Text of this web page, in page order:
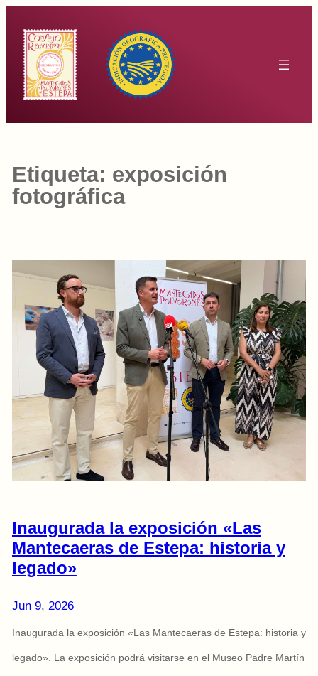
contenido
Etiqueta: exposición
fotográfica
Inaugurada la exposición «Las
Mantecaeras de Estepa: historia y
legado»
Jun 9, 2026
Inaugurada la exposición «Las Mantecaeras de Estepa: historia y
legado». La exposición podrá visitarse en el Museo Padre Martín